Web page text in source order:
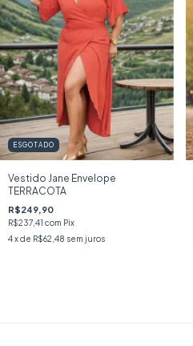
ESGOTADO
Vestido Jane Envelope
TERRACOTA
R$249,90
R$237,41 com Pix
4x de R$62,48 sem juros